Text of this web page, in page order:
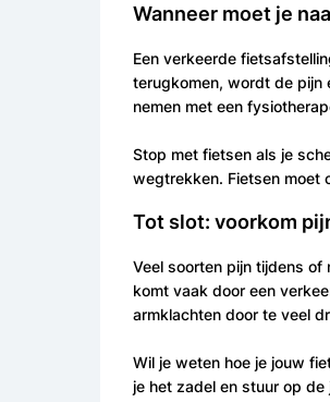
Wanneer moet je
Een verkeerde
terugkomen, wordt de pijn
nemen met een
Stop met fietsen als je
wegtrekken. Fietsen moet
Tot slot: voorkom
Veel soorten pijn tijdens of
komt vaak door een
armklachten door te veel
Wil je weten hoe je jouw
je het zadel en stuur op